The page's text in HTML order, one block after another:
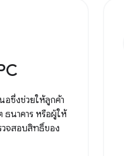
อซึ่งช่วยให้ลูกค้า
ธนาคาร หรือผู้ให้
วจสอบสิทธิ์ของ